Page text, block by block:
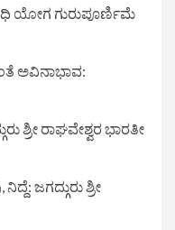
ಯೋಗ ಗುರುಪೂರ್ಣಿಮೆ
ಅವಿನಾಭಾವ:
ಶ್ರೀ ರಾಘವೇಶ್ವರ ಭಾರತೀ
ಜಗದ್ಗುರು ಶ್ರೀ